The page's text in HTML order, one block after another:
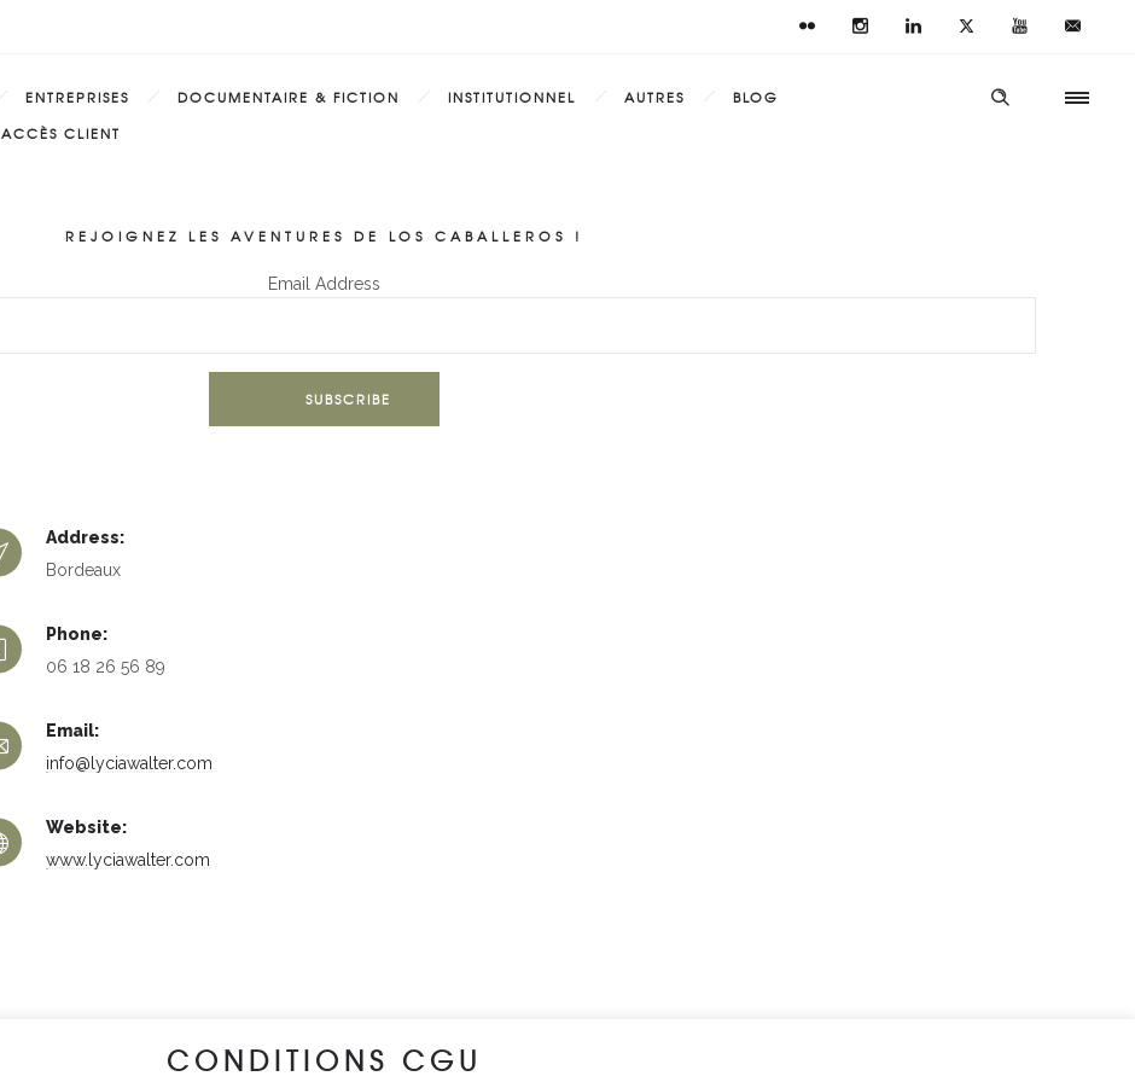
ENTREPRISES DOCUMENTAIRE & FICTION INSTITUTIONNEL AUTRES
BLOG
ACCÈS CLIENT
REJOIGNEZ LES AVENTURES DE LOS CABALLEROS !
Email Address
Address:
Bordeaux
Phone:
06 18 26 56 89
Email:
info@lyciawalter.com
Website:
www.lyciawalter.com
CONDITIONS CGU